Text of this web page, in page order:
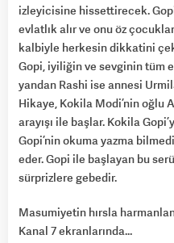
izleyicisine hissettirecek.
evlatlık alır ve onu öz
kalbiyle herkesin dikkatini
Gopi, iyiliğin ve sevginin tüm
yandan Rashi ise annesi
Hikaye, Kokila Modi’nin oğlu
arayışı ile başlar. Kokila
Gopi’nin okuma yazma
eder. Gopi ile başlayan bu
sürprizlere gebedir.
Masumiyetin hırsla
Kanal 7 ekranlarında…